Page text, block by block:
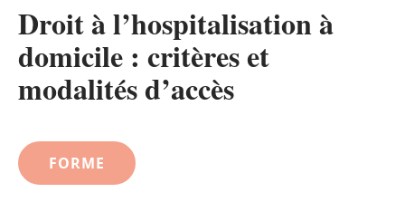
Droit à l’hospitalisation à
domicile : critères et
modalités d’accès
FORME